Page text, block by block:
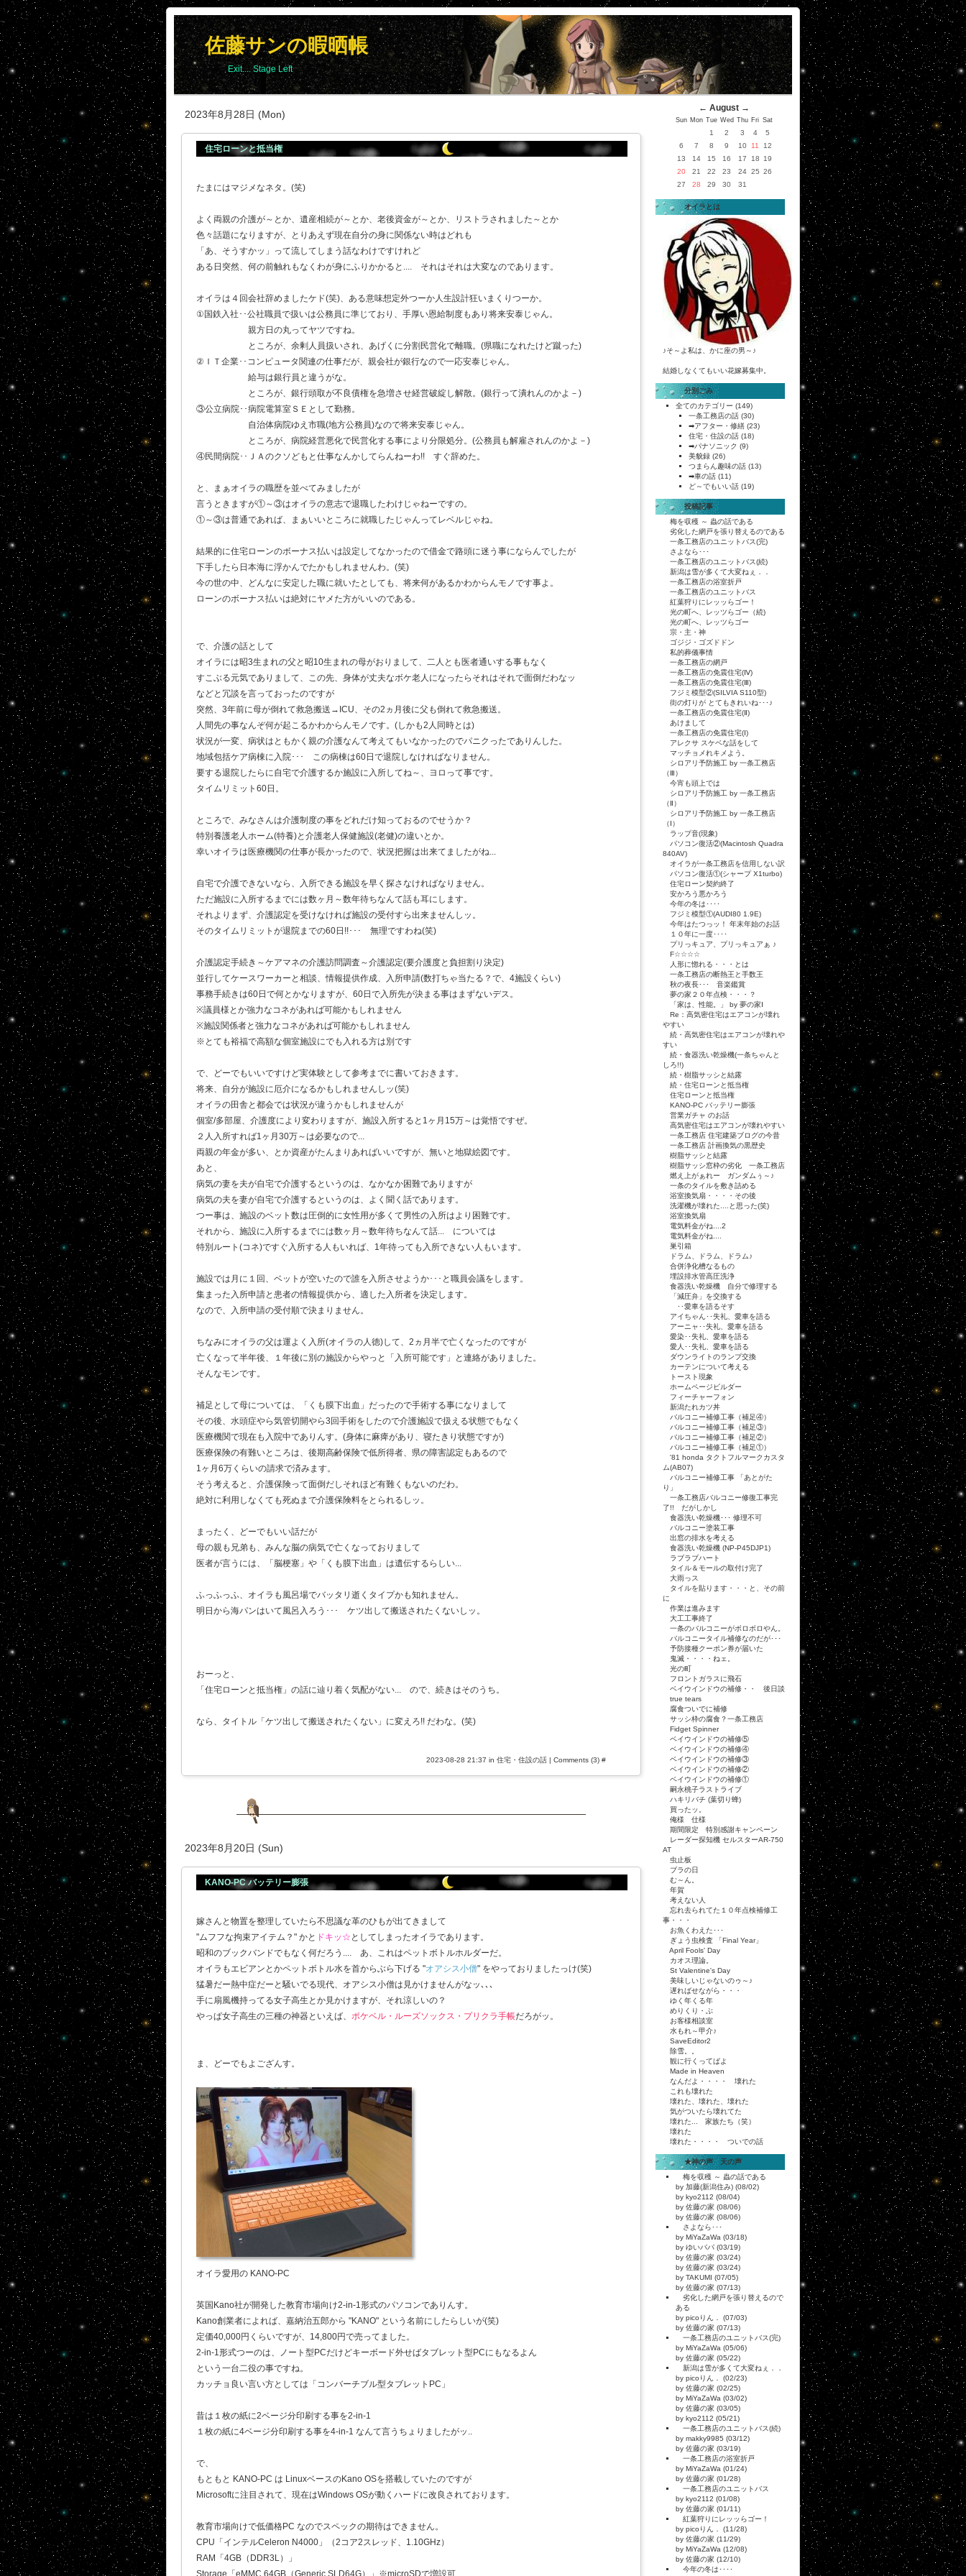
掲示
佐藤サンの暇晒帳
Exit.... Stage Left
2023年8月28日 (Mon)
住宅ローンと抵当権
たまにはマジメなネタ。(笑)
よく両親の介護が～とか、遺産相続が～とか、老後資金が～とか、リストラされました～とか
色々話題になりますが、とりあえず現在自分の身に関係ない時はどれも
「あ、そうすかッ」って流してしまう話なわけですけれど
ある日突然、何の前触れもなくわが身にふりかかると.... それはそれは大変なのであります。
オイラは４回会社辞めましたケド(笑)、ある意味想定外つーか人生設計狂いまくりつーか。
①国鉄入社･･公社職員で扱いは公務員に準じており、手厚い恩給制度もあり将来安泰じゃん。
親方日の丸ってヤツですね。
ところが、余剰人員扱いされ、あげくに分割民営化で離職。(県職になれたけど蹴った)
②ＩＴ企業･･コンピュータ関連の仕事だが、親会社が銀行なので一応安泰じゃん。
給与は銀行員と違うがな。
ところが、銀行頭取が不良債権を急増させ経営破綻し解散。(銀行って潰れんのかよ－)
③公立病院･･病院電算室ＳＥとして勤務。
自治体病院ゆえ市職(地方公務員)なので将来安泰じゃん。
ところが、病院経営悪化で民営化する事により分限処分。(公務員も解雇されんのかよ－)
④民間病院･･ＪＡのクソどもと仕事なんかしてらんねーわ!! すぐ辞めた。
と、まぁオイラの職歴を並べてみましたが
言うときますが①～③はオイラの意志で退職したわけじゃねーですの。
①～③は普通であれば、まぁいいところに就職したじゃんってレベルじゃね。
結果的に住宅ローンのボーナス払いは設定してなかったので借金で路頭に迷う事にならんでしたが
下手したら日本海に浮かんでたかもしれませんわ。(笑)
今の世の中、どんなに安定した職に就いたとしても、将来何があるかわからんモノです事よ。
ローンのボーナス払いは絶対にヤメた方がいいのである。
で、介護の話として
オイラには昭3生まれの父と昭10生まれの母がおりまして、二人とも医者通いする事もなく
すこぶる元気でありまして、この先、身体が丈夫なボケ老人になったらそれはそれで面倒だわなッ
などと冗談を言っておったのですが
突然、3年前に母が倒れて救急搬送→ICU、その2ヵ月後に父も倒れて救急搬送。
人間先の事なんぞ何が起こるかわからんモノです。(しかも2人同時とは)
状況が一変、病状はともかく親の介護なんて考えてもいなかったのでパニクったでありんした。
地域包括ケア病棟に入院･･･ この病棟は60日で退院しなければなりません。
要する退院したらに自宅で介護するか施設に入所してね～、ヨロって事です。
タイムリミット60日。
ところで、みなさんは介護制度の事をどれだけ知っておるのでせうか？
特別養護老人ホーム(特養)と介護老人保健施設(老健)の違いとか。
幸いオイラは医療機関の仕事が長かったので、状況把握は出来てましたがね...
自宅で介護できないなら、入所できる施設を早く探さなければなりません。
ただ施設に入所するまでには数ヶ月～数年待ちなんて話も耳にします。
それよりまず、介護認定を受けなければ施設の受付すら出来ませんしッ。
そのタイムリミットが退院までの60日!!･･･ 無理ですわね(笑)
介護認定手続き～ケアマネの介護訪問調査～介護認定(要介護度と負担割り決定)
並行してケースワーカーと相談、情報提供作成、入所申請(数打ちゃ当たる？で、4施設くらい)
事務手続きは60日で何とかなりますが、60日で入所先が決まる事はまずないデス。
※議員様とか強力なコネがあれば可能かもしれません
※施設関係者と強力なコネがあれば可能かもしれません
※とても裕福で高額な個室施設にでも入れる方は別です
で、どーでもいいですけど実体験として参考までに書いておきます。
将来、自分が施設に厄介になるかもしれませんしッ(笑)
オイラの田舎と都会では状況が違うかもしれませんが
個室/多部屋、介護度により変わりますが、施設入所すると1ヶ月15万～は覚悟ですぜ。
２人入所すれば1ヶ月30万～は必要なので...
両親の年金が多い、とか資産がたんまりあればいいですが、無いと地獄絵図です。
あと、
病気の妻を夫が自宅で介護するというのは、なかなか困難でありますが
病気の夫を妻が自宅で介護するというのは、よく聞く話であります。
つー事は、施設のベット数は圧倒的に女性用が多くて男性の入所はより困難です。
それから、施設に入所するまでには数ヶ月～数年待ちなんて話... については
特別ルート(コネ)ですぐ入所する人もいれば、1年待っても入所できない人もいます。
施設では月に１回、ベットが空いたので誰を入所させようか･･･と職員会議をします。
集まった入所申請と患者の情報提供から、適した入所者を決定します。
なので、入所申請の受付順で決まりません。
ちなみにオイラの父は運よく入所(オイラの人徳)して、2ヵ月半で亡くなったのですが
亡くなって半年後、１年後に別の施設からやっと「入所可能です」と連絡がありました。
そんなモンです。
補足として母については、「くも膜下出血」だったので手術する事になりまして
その後、水頭症やら気管切開やら3回手術をしたので介護施設で扱える状態でもなく
医療機関で現在も入院中でありんす。(身体に麻痺があり、寝たきり状態ですが)
医療保険の有難いところは、後期高齢保険で低所得者、県の障害認定もあるので
1ヶ月6万くらいの請求で済みます。
そう考えると、介護保険って面倒だしそれほど有難くもないのだわ。
絶対に利用しなくても死ぬまで介護保険料をとられるしッ。
まったく、どーでもいい話だが
母の親も兄弟も、みんな脳の病気で亡くなっておりまして
医者が言うには、「脳梗塞」や「くも膜下出血」は遺伝するらしい...
ふっふっふ、オイラも風呂場でバッタリ逝くタイプかも知れません。
明日から海パンはいて風呂入ろう･･･ ケツ出して搬送されたくないしッ。
おーっと、
「住宅ローンと抵当権」の話に辿り着く気配がない... ので、続きはそのうち。
なら、タイトル「ケツ出して搬送されたくない」に変えろ!! だわな。(笑)
2023-08-28 21:37 in 住宅・住設の話 | Comments (3) #
2023年8月20日 (Sun)
KANO-PC バッテリー膨張
嫁さんと物置を整理していたら不思議な革のひもが出てきまして
"ムフフな拘束アイテム？" かと ドキッ☆ としてしまったオイラであります。
昭和のブックバンドでもなく何だろう.... あ、これはペットボトルホルダーだ。
オイラもエビアンとかペットボトル水を首からぶら下げる "オアシス小僧" をやっておりましたっけ(笑)
猛暑だー熱中症だーと騒いでる現代、オアシス小僧は見かけませんがなッ､､､
手に扇風機持ってる女子高生とか見かけますが、それ涼しいの？
やっぱ女子高生の三種の神器といえば、 ポケベル・ルーズソックス・プリクラ手帳だろがッ。
ま、どーでもよござんす。
オイラ愛用の KANO-PC
英国Kano社が開発した教育市場向け2-in-1形式のパソコンでありんす。
Kano創業者によれば、嘉納治五郎から "KANO" という名前にしたらしいが(笑)
定価40,000円くらいですが、14,800円で売ってました。
2-in-1形式つーのは、ノート型PCだけどキーボード外せばタブレット型PCにもなるよん
という一台二役の事ですね。
カッチョ良い言い方としては「コンバーチブル型タブレットPC」
昔は１枚の紙に2ベージ分印刷する事を2-in-1
１枚の紙に4ベージ分印刷する事を4-in-1 なんて言うちょりましたがッ..
で、
もともと KANO-PC は LinuxベースのKano OSを搭載していたのですが
Microsoftに注目されて、現在はWindows OSが動くハードに改良されております。
教育市場向けで低価格PC なのでスペックの期待はできません。
CPU「インテルCeleron N4000」（2コア2スレッド、1.10GHz）
RAM「4GB（DDR3L）」
Storage「eMMC 64GB（Generic SLD64G）」※microSDで増設可
← August →
Sun Mon Tue Wed Thu Fri Sat
1 2 3 4
5
6
7 8 9 10 11
12
13
14 15 16 17 18
19
20
21 22 23 24 25 26
27
28 29 30 31
オイラとは
♪そ～よ私は、かに座の男～♪
結婚しなくてもいい花嫁募集中。
分別ごみ
全てのカテゴリー (149)
一条工務店の話 (30)
➡アフター・修繕 (23)
住宅・住設の話 (18)
➡パナソニック (9)
美貌録 (26)
つまらん趣味の話 (13)
➡車の話 (11)
ど～でもいい話 (19)
投稿記事
梅を収穫 ～ 蟲の話である
劣化した網戸を張り替えるのである
一条工務店のユニットバス(完)
さよなら･･･
一条工務店のユニットバス(続)
新潟は雪が多くて大変ねぇ．．
一条工務店の浴室折戸
一条工務店のユニットバス
紅葉狩りにレッッらゴー！
光の町へ、レッツらゴー（続)
光の町へ、レッツらゴー
宗・主・神
ゴジジ・ゴズドドン
私的葬儀事情
一条工務店の網戸
一条工務店の免震住宅(Ⅳ)
一条工務店の免震住宅(Ⅲ)
フジミ模型②(SILVIA S110型)
街の灯りが とてもきれいね･･･♪
一条工務店の免震住宅(Ⅱ)
あけまして
一条工務店の免震住宅(Ⅰ)
アレクサ スケベな話をして
マッチョメれキメよう。
シロアリ予防施工 by 一条工務店
（Ⅲ）
今宵も頭上では
シロアリ予防施工 by 一条工務店
（Ⅱ）
シロアリ予防施工 by 一条工務店
（Ⅰ）
ラップ音(現象)
パソコン復活②(Macintosh Quadra
840AV)
オイラが一条工務店を信用しない訳
パソコン復活①(シャープ X1turbo)
住宅ローン契約終了
安かろう悪かろう
今年の冬は････
フジミ模型①(AUDI80 1.9E)
今年はたつっッ！ 年末年始のお話
１０年に一度････
プリっキュア、プリっキュアぁ ♪
F☆☆☆☆
人形に惚れる・・・とは
一条工務店の断熱王と手数王
秋の夜長･･･ 音楽鑑賞
夢の家２０年点検・・・？
「家は、性能。」 by 夢の家Ⅰ
Re：高気密住宅はエアコンが壊れ
やすい
続・高気密住宅はエアコンが壊れや
すい
続・食器洗い乾燥機(一条ちゃんと
しろ!!)
続・樹脂サッシと結露
続・住宅ローンと抵当権
住宅ローンと抵当権
KANO-PC バッテリー膨張
営業ガチャ のお話
高気密住宅はエアコンが壊れやすい
一条工務店 住宅建築ブログの今昔
一条工務店 計画換気の黒歴史
樹脂サッシと結露
樹脂サッシ窓枠の劣化 一条工務店
燃え上がぁれー ガンダムぅ～♪
一条のタイルを敷き詰める
浴室換気扇・・・・その後
洗濯機が壊れた....と思った(笑)
浴室換気扇
電気料金がね....2
電気料金がね....
巣引箱
ドラム、ドラム、ドラム♪
合併浄化槽なるもの
埋設排水管高圧洗浄
食器洗い乾燥機 自分で修理する
「減圧弁」を交換する
･･愛車を語るそす
アイちゃん･･失礼、愛車を語る
アーニャ･･失礼、愛車を語る
愛染･･失礼、愛車を語る
愛人･･失礼、愛車を語る
ダウンライトのランプ交換
カーテンについて考える
トースト現象
ホームページビルダー
フィーチャーフォン
新潟たれカツ丼
バルコニー補修工事（補足④）
バルコニー補修工事（補足③）
バルコニー補修工事（補足②）
バルコニー補修工事（補足①）
'81 honda タクトフルマークカスタ
ム(AB07)
バルコニー補修工事 「あとがた
り」
一条工務店バルコニー修復工事完
了!! だがしかし
食器洗い乾燥機･･･ 修理不可
バルコニー塗装工事
出窓の排水を考える
食器洗い乾燥機 (NP-P45DJP1)
ラブラブハート
タイル＆モールの取付け完了
大雨っス
タイルを貼ります・・・と、その前
に
作業は進みます
大工工事終了
一条のバルコニーがボロボロやん。
バルコニータイル補修なのだが･･･
予防接種クーポン券が届いた
鬼滅・・・・ねェ。
光の町
フロントガラスに飛石
ベイウインドウの補修・・ 後日談
true tears
腐食ついでに補修
サッシ枠の腐食？一条工務店
Fidget Spinner
ベイウインドウの補修⑤
ベイウインドウの補修④
ベイウインドウの補修③
ベイウインドウの補修②
ベイウインドウの補修①
嗣永桃子ラストライブ
ハキリバチ (葉切り蜂)
買ったッ。
俺様 仕様
期間限定 特別感謝キャンペーン
レーダー探知機 セルスターAR-750
AT
虫止板
ブラの日
む～ん。
年賀
考えない人
忘れ去られてた１０年点検補修工
事・・・
お魚くわえた･･･
ぎょう虫検査 「Final Year」
April Fools' Day
カオス理論。
St Valentine's Day
美味しいじゃないのゥ～♪
遅ればせながら・・・
ゆく年くる年
めりくり・ぶ
お客様相談室
水もれ～甲介♪
SaveEditor2
除雪。。
観に行くってばよ
Made in Heaven
なんだよ・・・・ 壊れた
これも壊れた
壊れた、壊れた、壊れた
気がついたら壊れてた
壊れた... 家族たち（笑）
壊れた
壊れた・・・・ ついでの話
★神の声 天の声
梅を収穫 ～ 蟲の話である
by 加藤(新潟住み) (08/02)
by kyo2112 (08/04)
by 佐藤の家 (08/06)
by 佐藤の家 (08/06)
さよなら･･･
by MiYaZaWa (03/18)
by ゆいパパ (03/19)
by 佐藤の家 (03/24)
by 佐藤の家 (03/24)
by TAKUMI (07/05)
by 佐藤の家 (07/13)
劣化した網戸を張り替えるので
ある
by picoりん． (07/03)
by 佐藤の家 (07/13)
一条工務店のユニットバス(完)
by MiYaZaWa (05/06)
by 佐藤の家 (05/22)
新潟は雪が多くて大変ねぇ．．
by picoりん． (02/23)
by 佐藤の家 (02/25)
by MiYaZaWa (03/02)
by 佐藤の家 (03/05)
by kyo2112 (05/21)
一条工務店のユニットバス(続)
by makky9985 (03/12)
by 佐藤の家 (03/19)
一条工務店の浴室折戸
by MiYaZaWa (01/24)
by 佐藤の家 (01/28)
一条工務店のユニットバス
by kyo2112 (01/08)
by 佐藤の家 (01/11)
紅葉狩りにレッッらゴー！
by picoりん． (11/28)
by 佐藤の家 (11/29)
by MiYaZaWa (12/08)
by 佐藤の家 (12/10)
今年の冬は････